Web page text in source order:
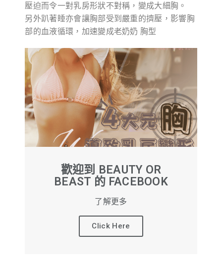
壓迫而令一對乳房形狀不對稱，變成大細胸。
另外趴著睡亦會讓胸部受到嚴重的擠壓，影響胸
部的血液循環，加速變成老奶奶 胸型
歡迎到 BEAUTY OR
BEAST 的 FACEBOOK
了解更多
Click Here